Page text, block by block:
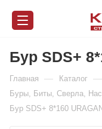
Бур SDS+
Главная — Каталог —
Буры, Биты, Сверла,
Бур SDS+ 8*160